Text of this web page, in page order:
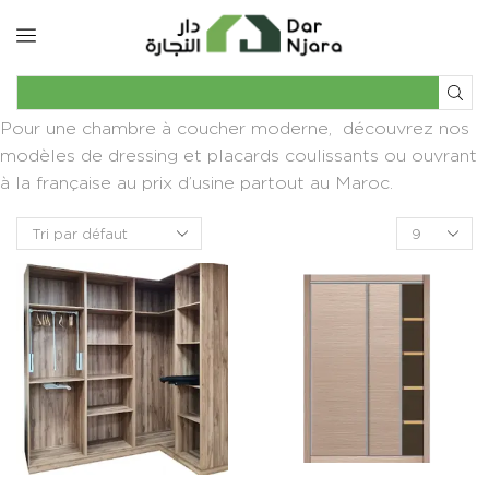
Pour une chambre à coucher moderne, découvrez nos
modèles de dressing et placards coulissants ou ouvrant
à la française au prix d’usine partout au Maroc.